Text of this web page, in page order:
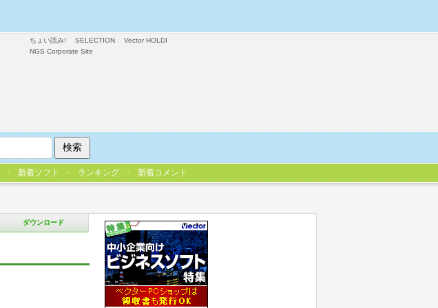
ダウンロード
ちょい読み! SELECTION
Vector HOLDI
NGS Corporate Site
新着ソフト ランキング 新着コメント